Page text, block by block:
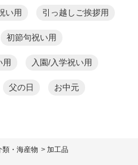
い用 引っ越しご挨拶用
初節句祝い用
用 入園/入学祝い用
父の日 お中元
類・海産物 > 加工品